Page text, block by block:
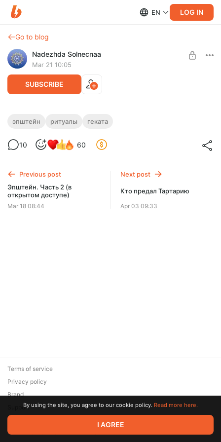
EN LOG IN
Go to blog
Nadezhda Solnecnaa
Mar 21 10:05
SUBSCRIBE
Эпштейн. Часть 3: королева
Муравейник власти: ритуалы, посвящения и обещание
Поддержка автора
эпштейн ритуалы геката
10 60
Previous post
Эпштейн. Часть 2 (в
открытом доступе)
Mar 18 08:44
Next post
Кто предал Тартарию
Apr 03 09:33
© 2026 Zaya Solutions Limited. All rights reserved. All trademarks
are the property of their respective owners.
Terms of service
Privacy policy
Brand
SupportBy using the site, you agree to our cookie policy. Read more here.
I AGREE